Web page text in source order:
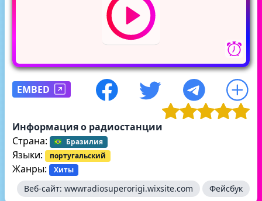
EMBED
Информация о радиостанции
Страна:
Бразилия
Языки: португальский
Жанры: Хиты
Веб-сайт: wwwradiosuperorigi.wixsite.com Фейсбук